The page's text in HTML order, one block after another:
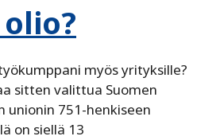
myös yrityksille?
sitten valittua Suomen
unionin 751-henkiseen
on siellä 13